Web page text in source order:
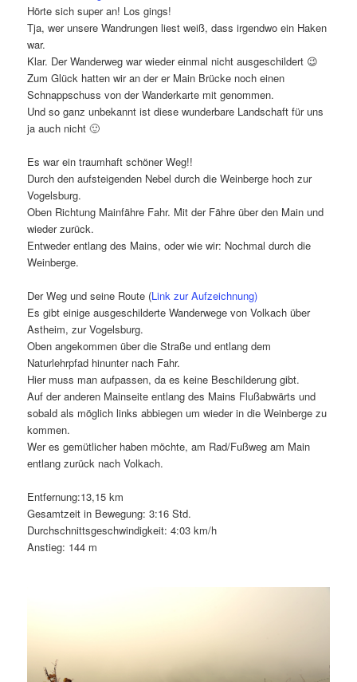
Hörte sich super an! Los gings!
Tja, wer unsere Wandrungen liest weiß, dass irgendwo ein Haken
war.
Klar. Der Wanderweg war wieder einmal nicht ausgeschildert 😉
Zum Glück hatten wir an der er Main Brücke noch einen
Schnappschuss von der Wanderkarte mit genommen.
Und so ganz unbekannt ist diese wunderbare Landschaft für uns
ja auch nicht 🙂
Es war ein traumhaft schöner Weg!!
Durch den aufsteigenden Nebel durch die Weinberge hoch zur
Vogelsburg.
Oben Richtung Mainfähre Fahr. Mit der Fähre über den Main und
wieder zurück.
Entweder entlang des Mains, oder wie wir: Nochmal durch die
Weinberge.
Der Weg und seine Route (Link zur Aufzeichnung)
Es gibt einige ausgeschilderte Wanderwege von Volkach über
Astheim, zur Vogelsburg.
Oben angekommen über die Straße und entlang dem
Naturlehrpfad hinunter nach Fahr.
Hier muss man aufpassen, da es keine Beschilderung gibt.
Auf der anderen Mainseite entlang des Mains Flußabwärts und
sobald als möglich links abbiegen um wieder in die Weinberge zu
kommen.
Wer es gemütlicher haben möchte, am Rad/Fußweg am Main
entlang zurück nach Volkach.
Entfernung:13,15 km
Gesamtzeit in Bewegung: 3:16 Std.
Durchschnittsgeschwindigkeit: 4:03 km/h
Anstieg: 144 m